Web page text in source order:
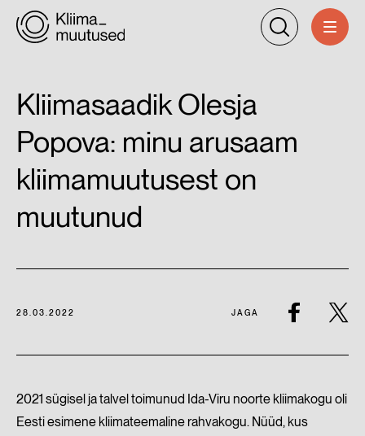
Kliimasaadik Olesja
Popova: minu arusaam
kliimamuutusest on
muutunud
28.03.2022 JAGA
2021 sügisel ja talvel toimunud Ida-Viru noorte kliimakogu oli
Eesti esimene kliimateemaline rahvakogu. Nüüd, kus